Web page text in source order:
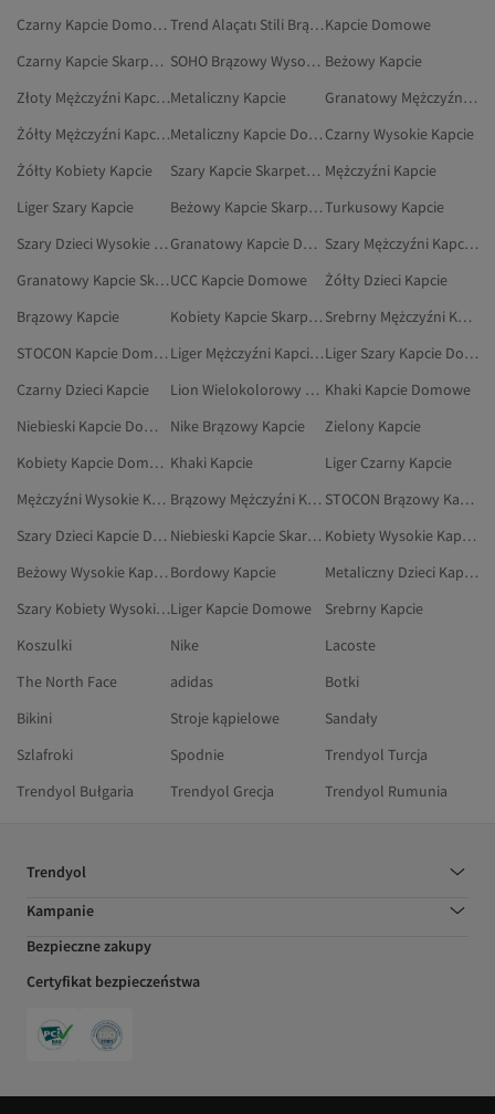
Czarny Kapcie Domowe
Trend Alaçatı Stili Brązowy KapcieKapcie Domowe
Czarny Kapcie Skarpetkowe
SOHO Brązowy Wysokie Kapcie Beżowy Kapcie
Złoty Mężczyźni Kapcie DomoweMetaliczny Kapcie
Granatowy Mężczyźni Kapcie
Żółty Mężczyźni Kapcie Domowe
Metaliczny Kapcie Domowe Czarny Wysokie Kapcie
Żółty Kobiety Kapcie
Szary Kapcie Skarpetkowe Mężczyźni Kapcie
Liger Szary Kapcie
Beżowy Kapcie SkarpetkoweTurkusowy Kapcie
Szary Dzieci Wysokie Kapcie
Granatowy Kapcie Domowe
Szary Mężczyźni Kapcie Domowe
Granatowy Kapcie SkarpetkoweUCC Kapcie Domowe
Żółty Dzieci Kapcie
Brązowy Kapcie
Kobiety Kapcie Skarpetkowe
Srebrny Mężczyźni Kapcie
STOCON Kapcie Domowe
Liger Mężczyźni Kapcie Domowe
Liger Szary Kapcie Domowe
Czarny Dzieci Kapcie
Lion Wielokolorowy Kapcie Domowe Khaki Kapcie Domowe
Niebieski Kapcie Domowe
Nike Brązowy Kapcie
Zielony Kapcie
Kobiety Kapcie Domowe Khaki Kapcie
Liger Czarny Kapcie
Mężczyźni Wysokie Kapcie
Brązowy Mężczyźni Kapcie
STOCON Brązowy Kapcie Domowe
Szary Dzieci Kapcie Domowe
Niebieski Kapcie Skarpetkowe
Kobiety Wysokie Kapcie
Beżowy Wysokie Kapcie Bordowy Kapcie
Metaliczny Dzieci Kapcie
Szary Kobiety Wysokie KapcieLiger Kapcie Domowe
Srebrny Kapcie
Koszulki
Nike
Lacoste
The North Face
adidas
Botki
Bikini
Stroje kąpielowe
Sandały
Szlafroki
Spodnie
Trendyol Turcja
Trendyol Bułgaria
Trendyol Grecja Trendyol Rumunia
Trendyol
Kampanie
Bezpieczne zakupy
Certyfikat bezpieczeństwa